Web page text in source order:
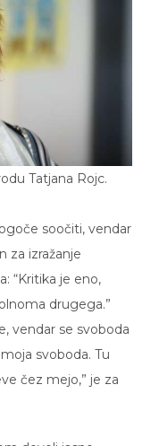
Tatjana Rojc.
izražanje
“Kritika je eno,
drugega.”
vendar se svoboda
svoboda. Tu
čez mejo,” je za